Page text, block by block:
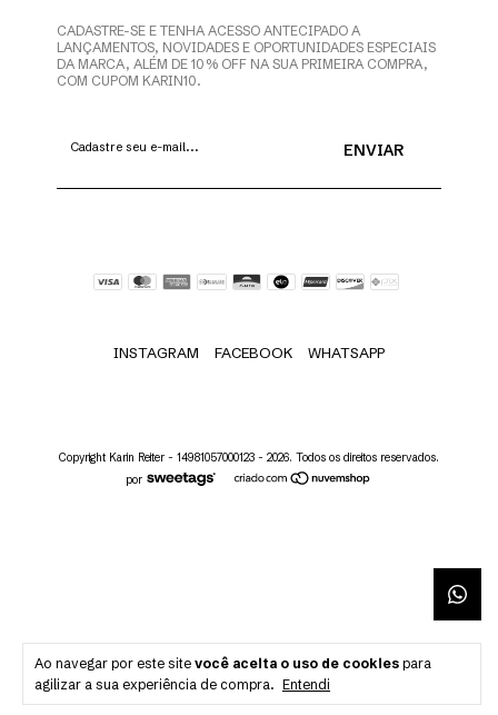
Ao navegar por este site você aceita o uso de cookies para
agilizar a sua experiência de compra. Entendi
CADASTRE-SE E TENHA ACESSO ANTECIPADO A
LANÇAMENTOS, NOVIDADES E OPORTUNIDADES ESPECIAIS
DA MARCA, ALÉM DE 10% OFF NA SUA PRIMEIRA COMPRA,
COM CUPOM KARIN10.
INSTAGRAM FACEBOOK WHATSAPP
Copyright Karin Reiter - 14981057000123 - 2026. Todos os direitos reservados.
por